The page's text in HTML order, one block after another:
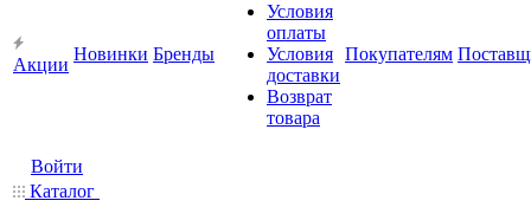
Акции
Новинки Бренды
Условия
оплаты
Условия
доставки
Возврат
товара
Покупателям
Войти
Каталог